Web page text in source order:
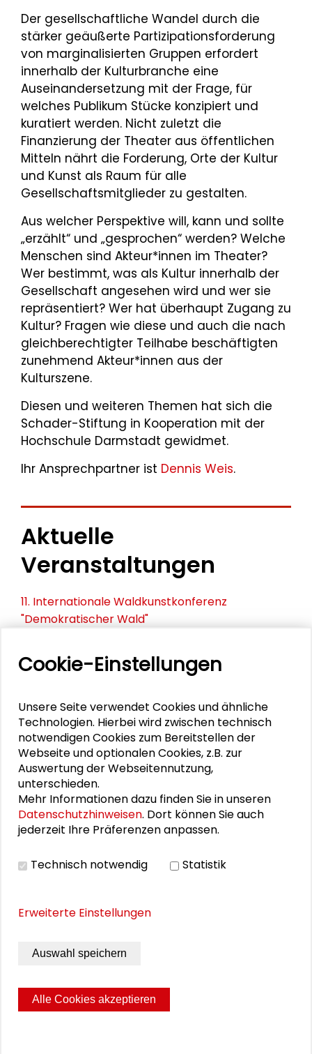
Der gesellschaftliche Wandel durch die
stärker geäußerte Partizipationsforderung
von marginalisierten Gruppen erfordert
innerhalb der Kulturbranche eine
Auseinandersetzung mit der Frage, für
welches Publikum Stücke konzipiert und
kuratiert werden. Nicht zuletzt die
Finanzierung der Theater aus öffentlichen
Mitteln nährt die Forderung, Orte der Kultur
und Kunst als Raum für alle
Gesellschaftsmitglieder zu gestalten.
Aus welcher Perspektive will, kann und sollte
„erzählt“ und „gesprochen“ werden? Welche
Menschen sind Akteur*innen im Theater?
Wer bestimmt, was als Kultur innerhalb der
Gesellschaft angesehen wird und wer sie
repräsentiert? Wer hat überhaupt Zugang zu
Kultur? Fragen wie diese und auch die nach
gleichberechtigter Teilhabe beschäftigten
zunehmend Akteur*innen aus der
Kulturszene.
Diesen und weiteren Themen hat sich die
Schader-Stiftung in Kooperation mit der
Hochschule Darmstadt gewidmet.
Ihr Ansprechpartner ist Dennis Weis.
Aktuelle
Veranstaltungen
11. Internationale Waldkunstkonferenz
"Demokratischer Wald"
Dialog
Schader-Festival 2026
25. Runder Tisch Wissenschaftsstadt Darmstadt
PERSONEN IM KONTEXT
Canan Topçu
Programm (PDF)
Cookie-Einstellungen
Unsere Seite verwendet Cookies und ähnliche
Technologien. Hierbei wird zwischen technisch
notwendigen Cookies zum Bereitstellen der
Webseite und optionalen Cookies, z.B. zur
Auswertung der Webseitennutzung,
unterschieden.
Mehr Informationen dazu finden Sie in unseren
Datenschutzhinweisen. Dort können Sie auch
jederzeit Ihre Präferenzen anpassen.
Technisch notwendig Statistik
Erweiterte Einstellungen
Auswahl speichern
Alle Cookies akzeptieren